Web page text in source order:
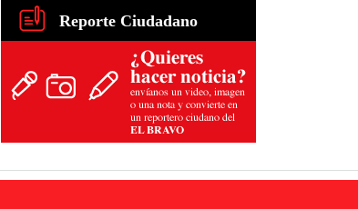
Reporte Ciudadano